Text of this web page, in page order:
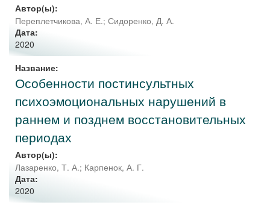
Автор(ы):
Переплетчикова, А. Е.; Сидоренко, Д. А.
Дата:
2020
Название:
Особенности постинсультных
психоэмоциональных нарушений в
раннем и позднем восстановительных
периодах
Автор(ы):
Лазаренко, Т. А.; Карпенок, А. Г.
Дата:
2020